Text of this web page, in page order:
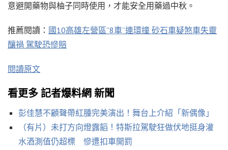
意避開藥物與柚子同時使用，才能安全用藥過中秋。
推薦閱讀： 國10高雄左營區”8車”連環撞 砂石車疑煞車失靈
釀禍 駕駛恐慘賠
閱讀原文
看更多 記者爆料網 新聞
彭佳慧不顧聲帶紅腫完美演出！舞台上介紹「新偶像」
（有片）未打方向燈露饀！特斯拉駕駛狂做伏地挺身灌
水酒測值仍超標 慘遭扣車開罰